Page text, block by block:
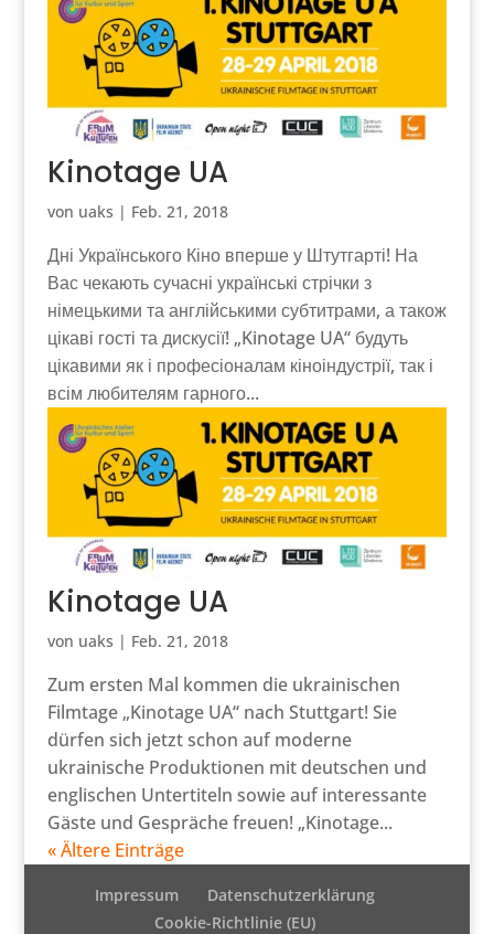
Kinotage UA
von uaks | Feb. 21, 2018
Дні Українського Кіно вперше у Штутгарті! На
Вас чекають сучасні українські стрічки з
німецькими та англійськими субтитрами, а також
цікаві гості та дискусії! „Kinotage UA“ будуть
цікавими як і професіоналам кіноіндустрії, так і
всім любителям гарного...
Kinotage UA
von uaks | Feb. 21, 2018
Zum ersten Mal kommen die ukrainischen
Filmtage „Kinotage UA“ nach Stuttgart! Sie
dürfen sich jetzt schon auf moderne
ukrainische Produktionen mit deutschen und
englischen Untertiteln sowie auf interessante
Gäste und Gespräche freuen! „Kinotage...
« Ältere Einträge
Impressum
Datenschutzerklärung
Cookie-Richtlinie (EU)